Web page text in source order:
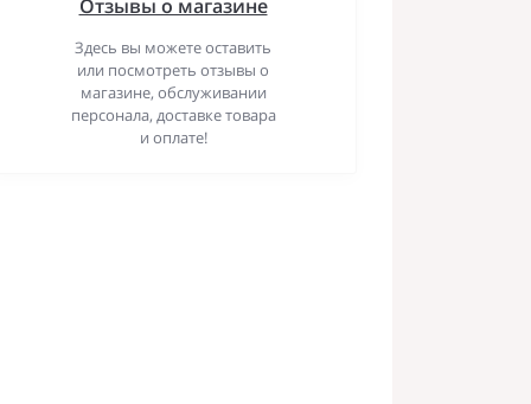
Отзывы о магазине
Здесь вы можете оставить
или посмотреть отзывы о
магазине, обслуживании
персонала, доставке товара
и оплате!